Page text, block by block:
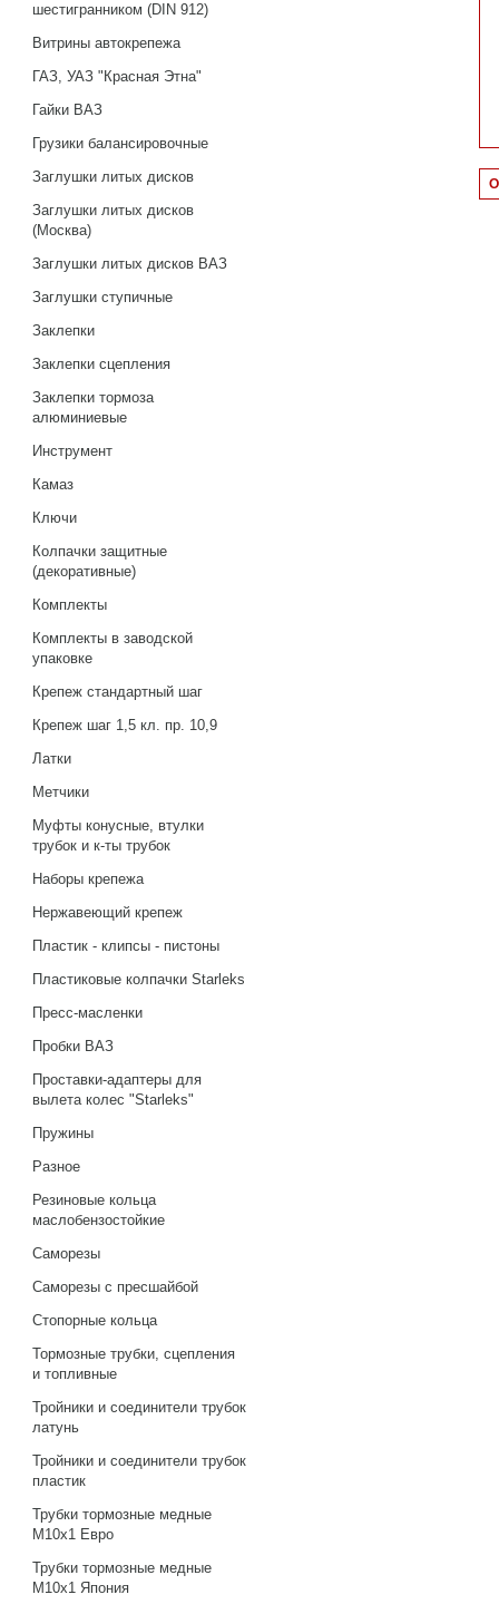
шестигранником (DIN 912)
Витрины автокрепежа
ГАЗ, УАЗ "Красная Этна"
Гайки ВАЗ
Грузики балансировочные
Заглушки литых дисков
Заглушки литых дисков
(Москва)
Заглушки литых дисков ВАЗ
Заглушки ступичные
Заклепки
Заклепки сцепления
Заклепки тормоза
алюминиевые
Инструмент
Камаз
Ключи
Колпачки защитные
(декоративные)
Комплекты
Комплекты в заводской
упаковке
Крепеж стандартный шаг
Крепеж шаг 1,5 кл. пр. 10,9
Латки
Метчики
Муфты конусные, втулки
трубок и к-ты трубок
Наборы крепежа
Нержавеющий крепеж
Пластик - клипсы - пистоны
Пластиковые колпачки Starleks
Пресс-масленки
Пробки ВАЗ
Проставки-адаптеры для
вылета колес "Starleks"
Пружины
Разное
Резиновые кольца
маслобензостойкие
Саморезы
Саморезы с пресшайбой
Стопорные кольца
Тормозные трубки, сцепления
и топливные
Тройники и соединители трубок
латунь
Тройники и соединители трубок
пластик
Трубки тормозные медные
М10х1 Евро
Трубки тормозные медные
М10х1 Япония